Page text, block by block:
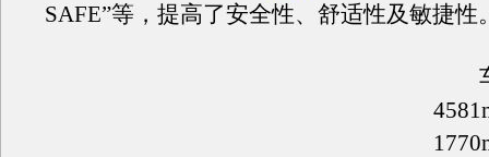
SAFE”等，提高了安全性、舒适性及敏捷性
车